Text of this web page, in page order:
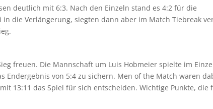
deutlich mit 6:3. Nach den Einzeln stand es 4:2 für die
die Verlängerung, siegten dann aber im Match Tiebreak
freuen. Die Mannschaft um Luis Hobmeier spielte im
Endergebnis von 5:4 zu sichern. Men of the Match waren
13:11 das Spiel für sich entscheiden. Wichtige Punkte, die